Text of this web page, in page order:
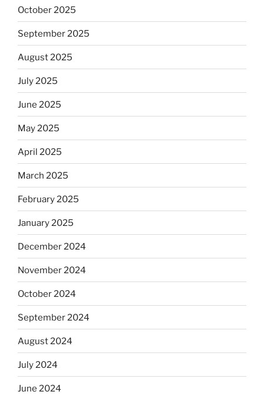
October 2025
September 2025
August 2025
July 2025
June 2025
May 2025
April 2025
March 2025
February 2025
January 2025
December 2024
November 2024
October 2024
September 2024
August 2024
July 2024
June 2024